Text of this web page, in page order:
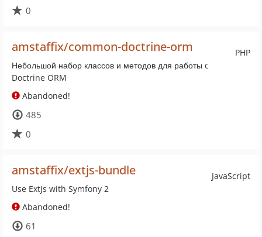
0
PHP
amstaffix/common-doctrine-orm
Небольшой набор классов и методов для работы c
Doctrine ORM
Abandoned!
485
0
JavaScript
amstaffix/extjs-bundle
Use ExtJs with Symfony 2
Abandoned!
61